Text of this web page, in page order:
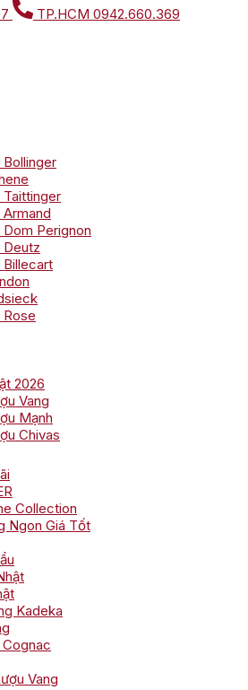
TP.HCM 0942.660.369
Perignon
Deutz
Billecart
2026
Vang
Mạnh
Chivas
Collection
Ngon Giá Tốt
Kadeka
Vang